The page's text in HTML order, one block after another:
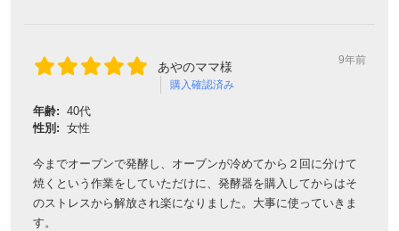
あやのママ様
購入確認済み
9年前
年齢: 40代
性別: 女性
今までオーブンで発酵し、オーブンが冷めてから２回に分けて
焼くという作業をしていただけに、発酵器を購入してからはそ
のストレスから解放され楽になりました。大事に使っていきま
す。